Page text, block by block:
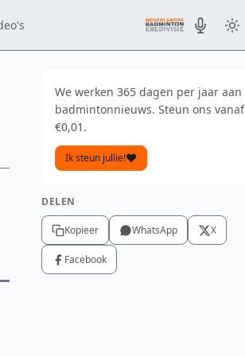
We werken 365 dagen per jaar aan
badmintonnieuws. Steun ons vanaf
€0,01.
Ik steun jullie!
DELEN
Kopieer WhatsApp X
Facebook